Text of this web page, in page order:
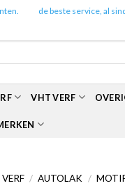
de beste service, al
VHT VERF
VERF / AUTOLAK /